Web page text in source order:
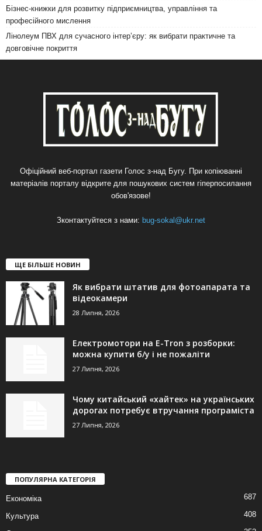
Бізнес-книжки для розвитку підприємництва, управління та
професійного мислення
Лінолеум ПВХ для сучасного інтер’єру: як вибрати практичне та
довговічне покриття
Офіційний веб-портал газети Голос з-над Бугу. При копіюванні
матеріалів порталу відкрите для пошукових систем гіперпосилання
обов'язове!
Зконтактуйтеся з нами: bug-sokal@ukr.net
ЩЕ БІЛЬШЕ НОВИН
Як вибрати штатив для фотоапарата та
відеокамери
28 Липня, 2026
Електромотори на E-Tron з розборки:
можна купити б/у і не пожаліти
27 Липня, 2026
Чому китайський «хайтек» на українських
дорогах потребує втручання програміста
27 Липня, 2026
ПОПУЛЯРНА КАТЕГОРІЯ
Економіка 687
Культура 408